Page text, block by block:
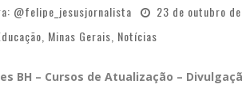
@felipe_jesusjornalista
23 de outubro
Minas Gerais Notícias
BH – Cursos de Atualização –